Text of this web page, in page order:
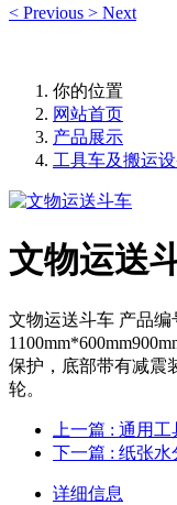
< Previous > Next
你的位置
网站首页
产品展示
工具车及搬运
文物运送
文物运送斗车 产品编
保护，底部带有减震
轮。
上一篇 : 通用工
下一篇 : 纸张水
详细信息